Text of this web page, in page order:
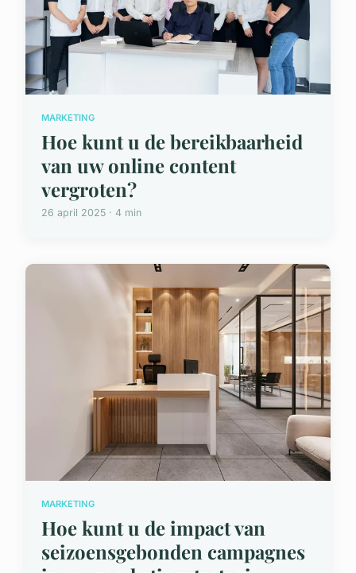
MARKETING
Hoe kunt u de bereikbaarheid
van uw online content
vergroten?
26 april 2025 · 4 min
MARKETING
Hoe kunt u de impact van
seizoensgebonden campagnes